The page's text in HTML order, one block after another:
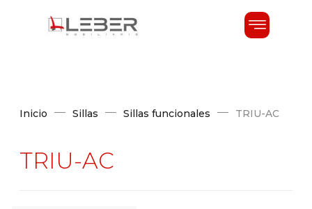
Inicio Sillas Sillas funcionales TRIU-AC
TRIU-AC